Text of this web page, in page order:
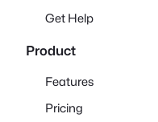
Get Help
Product
Features
Pricing